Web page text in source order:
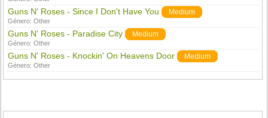
Guns N' Roses - Since I Don't Have You Medium
Género:Other
Guns N' Roses - Paradise City Medium
Género:Other
Guns N' Roses - Knockin' On Heavens Door Medium
Género:Other